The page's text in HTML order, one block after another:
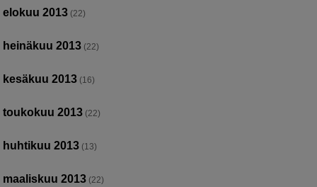
elokuu 2013 (22)
heinäkuu 2013 (22)
kesäkuu 2013 (16)
toukokuu 2013 (22)
huhtikuu 2013 (13)
maaliskuu 2013 (22)